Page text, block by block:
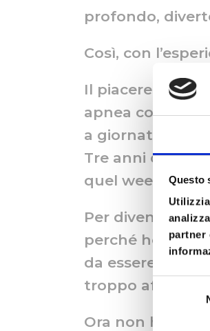
Questo
partner
Selezione
consenso
profondo,
Così, con
Il piacere è
apnea con
a giornate sulla
Tre anni di
quel weekend,
Per diventare
perché ho
da essere il
troppo affiatati
Ora non ho il